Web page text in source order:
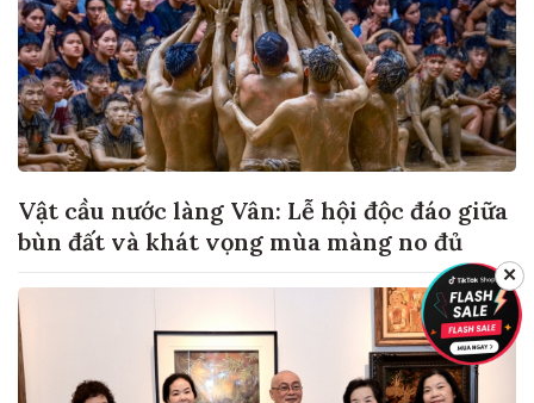
Vật cầu nước làng Vân: Lễ hội độc đáo giữa
bùn đất và khát vọng mùa màng no đủ
✕